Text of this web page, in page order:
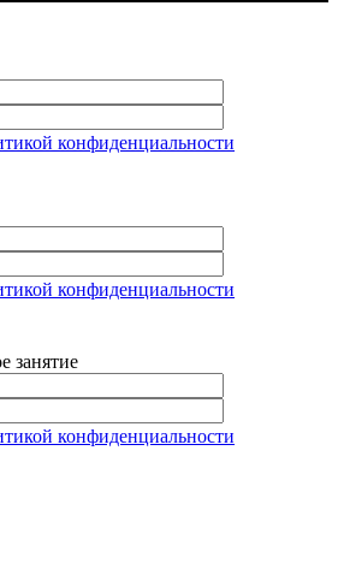
конфиденциальности
конфиденциальности
занятие
конфиденциальности